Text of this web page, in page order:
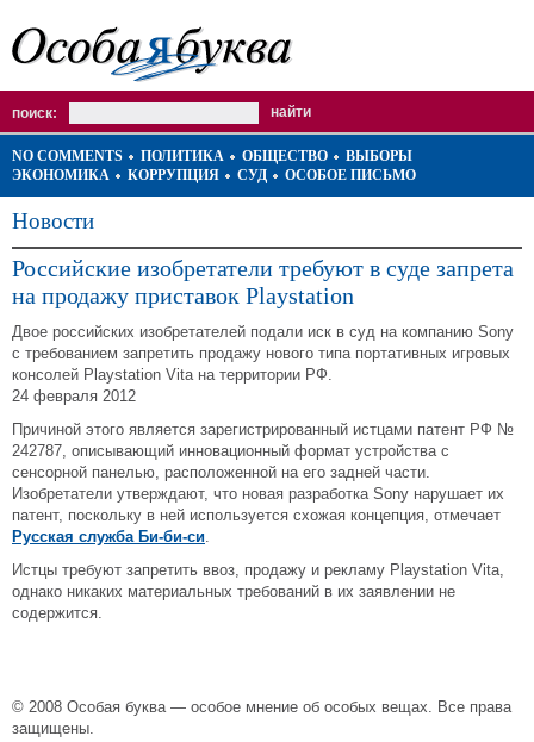
поиск:
NO COMMENTS ПОЛИТИКА ОБЩЕСТВО
ВЫБОРЫ
ЭКОНОМИКА
КОРРУПЦИЯ СУД ОСОБОЕ ПИСЬМО
Новости
Российские изобретатели требуют в суде запрета
на продажу приставок Playstation
Двое российских изобретателей подали иск в суд на компанию Sony
с требованием запретить продажу нового типа портативных игровых
консолей Playstation Vita на территории РФ.
24 февраля 2012
Причиной этого является зарегистрированный истцами патент РФ №
242787, описывающий инновационный формат устройства с
сенсорной панелью, расположенной на его задней части.
Изобретатели утверждают, что новая разработка Sony нарушает их
патент, поскольку в ней используется схожая концепция, отмечает
Русская служба Би-би-си.
Истцы требуют запретить ввоз, продажу и рекламу Playstation Vita,
однако никаких материальных требований в их заявлении не
содержится.
© 2008 Особая буква — особое мнение об особых вещах. Все права
защищены.